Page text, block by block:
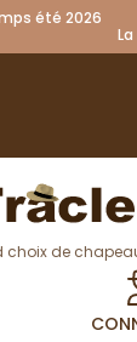
été
La
choix de